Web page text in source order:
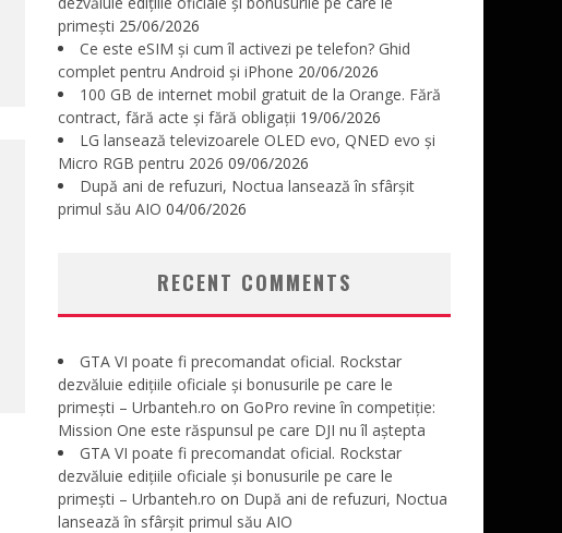
primești 25/06/2026
Ce este eSIM și cum îl activezi pe telefon? Ghid
complet pentru Android și iPhone 20/06/2026
100 GB de internet mobil gratuit de la Orange. Fără
contract, fără acte și fără obligații 19/06/2026
LG lansează televizoarele OLED evo, QNED evo și
Micro RGB pentru 2026 09/06/2026
După ani de refuzuri, Noctua lansează în sfârșit
primul său AIO 04/06/2026
RECENT COMMENTS
GTA VI poate fi precomandat oficial. Rockstar
dezvăluie edițiile oficiale și bonusurile pe care le
primești – Urbanteh.ro on GoPro revine în competiție:
Mission One este răspunsul pe care DJI nu îl aștepta
GTA VI poate fi precomandat oficial. Rockstar
dezvăluie edițiile oficiale și bonusurile pe care le
primești – Urbanteh.ro on După ani de refuzuri, Noctua
lansează în sfârșit primul său AIO